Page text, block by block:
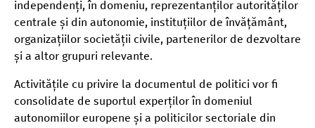
independenți, în domeniu, reprezentanților autorităților
centrale și din autonomie, instituțiilor de învățământ,
organizațiilor societății civile, partenerilor de dezvoltare
și a altor grupuri relevante.
Activitățile cu privire la documentul de politici vor fi
consolidate de suportul experților în domeniul
autonomiilor europene și a politicilor sectoriale din